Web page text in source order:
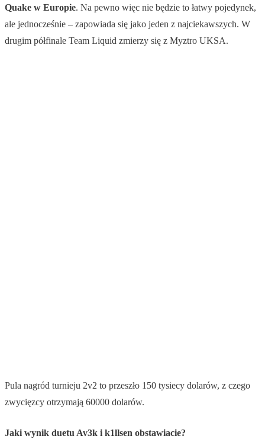
Quake w Europie. Na pewno więc nie będzie to łatwy pojedynek,
ale jednocześnie – zapowiada się jako jeden z najciekawszych. W
drugim półfinale Team Liquid zmierzy się z Myztro UKSA.
Pula nagród turnieju 2v2 to przeszło 150 tysiecy dolarów, z czego
zwycięzcy otrzymają 60000 dolarów.
Jaki wynik duetu Av3k i k1llsen obstawiacie?